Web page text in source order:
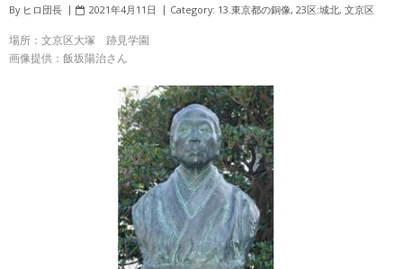
By ヒロ団長 2021年4月11日 Category: 13.東京都の銅像, 23区:城北, 文京区
場所：文京区大塚 跡見学園
画像提供：飯坂陽治さん